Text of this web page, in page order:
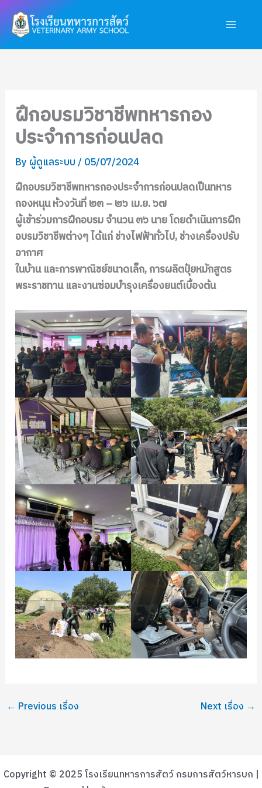
Skip
to
content
ฝึกอบรมวิชาชีพทหารกอง
ประจำการก่อนปลด
By ผู้ดูแลระบบ/05/07/2024
ฝึกอบรมวิชาชีพทหารกองประจำการก่อนปลดเป็นทหาร
กองหนุน ห้วงวันที่ ๒๓ – ๒๖ เม.ย. ๖๗
ผู้เข้าร่วมการฝึกอบรม จำนวน ๓๖ นาย โดยดำเนินการฝึก
อบรมวิชาชีพต่างๆ ได้แก่ ช่างไฟฟ้าทั่วไป, ช่างเครื่องปรับ
อากาศ
ในบ้าน และการพาณิชย์ขนาดเล็ก, การผลิตปุ๋ยหมักสูตร
พระราชทาน และงานซ่อมบำรุงเครื่องยนต์เบื้องต้น
← Previous เรื่อง Next เรื่อง →
Copyright © 2025 โรงเรียนทหารการสัตว์ กรมการสัตว์หารบก |